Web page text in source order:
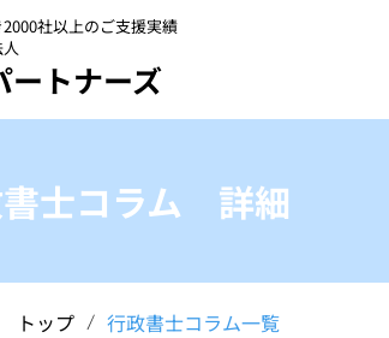
社以上のご支援実績
トナーズ
書士コラム 詳細
トップ / 行政書士コラム一覧